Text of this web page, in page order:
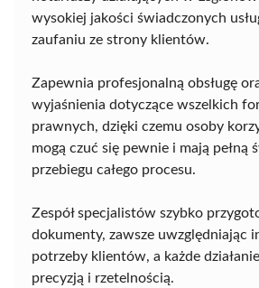
wysokiej jakości świadczonych
zaufaniu ze strony klientów.
Zapewnia profesjonalną obsługę
wyjaśnienia dotyczące wszelkich
prawnych, dzięki czemu osoby
mogą czuć się pewnie i mają pełną
przebiegu całego procesu.
Zespół specjalistów szybko
dokumenty, zawsze uwzględniając
potrzeby klientów, a każde
precyzją i rzetelnością.